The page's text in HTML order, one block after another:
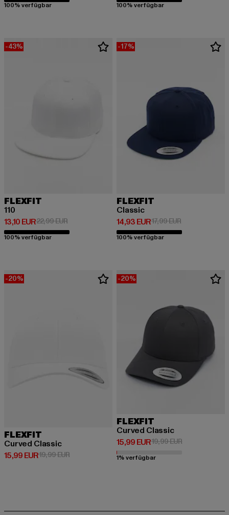
100% verfügbar 100% verfügbar
-43%
FLEXFIT
110
13,10 EUR
Derzeitiger Preis: 13,10 EUR
22,99 EURAktionspreis: 22,99 EUR
100% verfügbar
-17%
FLEXFIT
Classic
14,93 EUR
Derzeitiger Preis: 14,93 EUR
17,99 EURAktionspreis:
100% verfügbar
-20%
FLEXFIT
Curved Classic
15,99 EUR
Derzeitiger Preis: 15,99 EUR
19,99 EURAktionspreis: 19,99 EUR
-20%
FLEXFIT
Curved Classic
15,99 EUR
Derzeitiger Preis: 15,99 EUR
19,99 EURAktionspreis:
1% verfügbar